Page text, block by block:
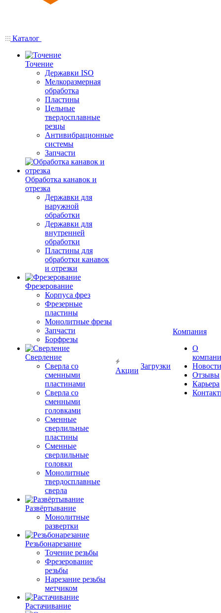
Каталог
Точение
Державки ISO
Мелкоразмерная
обработка
Пластины
Цельные
твердосплавные
резцы
Антивибрационные
системы
Запчасти
Обработка канавок и
отрезка
Державки для
наружной
обработки
Державки для
внутренней
обработки
Пластины для
обработки канавок
и отрезки
Фрезерование
Корпуса фрез
Фрезерные
пластины
Монолитные фрезы
Запчасти
Борфрезы
Сверление
Сверла со
сменными
пластинами
Сверла со
сменными
головками
Сменные
сверлильные
пластины
Сменные
сверлильные
головки
Монолитные
твердосплавные
сверла
Развёртывание
Монолитные
развертки
Резьбонарезание
Точение резьбы
Фрезерование
резьбы
Нарезание резьбы
метчиком
Растачивание
Акции
Загрузки
Компания
О
Новости
Отзывы
Карьера